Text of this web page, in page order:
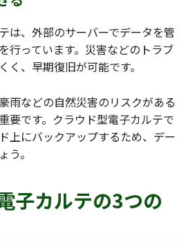
は、外部のサーバーでデータを管
行っています。災害などのトラブ
く、早期復旧が可能です。
雨などの自然災害のリスクがある
要です。クラウド型電子カルテで
上にバックアップするため、デー
う。
子カルテの3つの